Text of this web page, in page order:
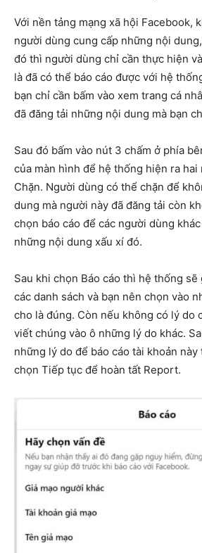
Với nền tảng mạng xã hội Facebook,
người dùng cung cấp những nội
đó thì người dùng chỉ cần thực hiện
là đã có thể báo cáo được với hệ
bạn chỉ cần bấm vào xem trang cá
đã đăng tải những nội dung mà bạn
Sau đó bấm vào nút 3 chấm ở phía
của màn hình để hệ thống hiện ra hai
Chặn. Người dùng có thể chặn để
dung mà người này đã đăng tải còn
chọn báo cáo để các người dùng
những nội dung xấu xí đó.
Sau khi chọn Báo cáo thì hệ thống
các danh sách và bạn nên chọn vào
cho là đúng. Còn nếu không có lý do
viết chúng vào ô những lý do khác.
những lý do để báo cáo tài khoản này
chọn Tiếp tục để hoàn tất Report.